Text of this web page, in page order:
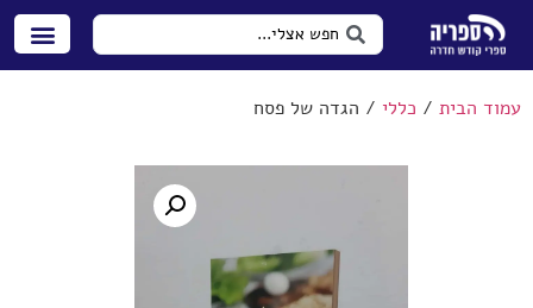
עמוד הבית / כללי / הגדה של פסח